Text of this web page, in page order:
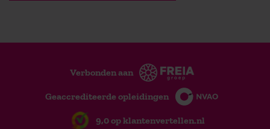
Verbonden aan
Geaccrediteerde opleidingen
9,0 op klantenvertellen.nl